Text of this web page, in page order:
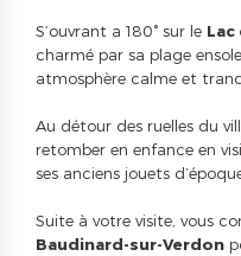
S’ouvrant a 180° sur le Lac
charmé par sa plage
atmosphère calme et
Au détour des ruelles du
retomber en enfance en
ses anciens jouets
Suite à votre visite, vous
Baudinard-sur-Verdon